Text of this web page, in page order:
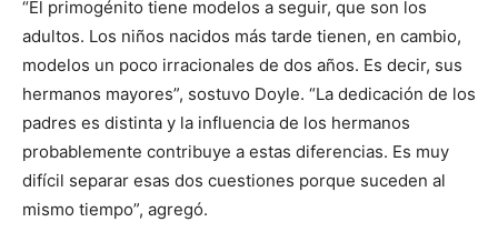
“El primogénito tiene modelos a seguir, que son los
adultos. Los niños nacidos más tarde tienen, en cambio,
modelos un poco irracionales de dos años. Es decir, sus
hermanos mayores”, sostuvo Doyle. “La dedicación de los
padres es distinta y la influencia de los hermanos
probablemente contribuye a estas diferencias. Es muy
difícil separar esas dos cuestiones porque suceden al
mismo tiempo”, agregó.